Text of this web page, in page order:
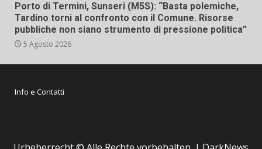
Porto di Termini, Sunseri (M5S): “Basta polemiche,
Tardino torni al confronto con il Comune. Risorse
pubbliche non siano strumento di pressione politica”
5 Agosto 2026
Info e Contatti